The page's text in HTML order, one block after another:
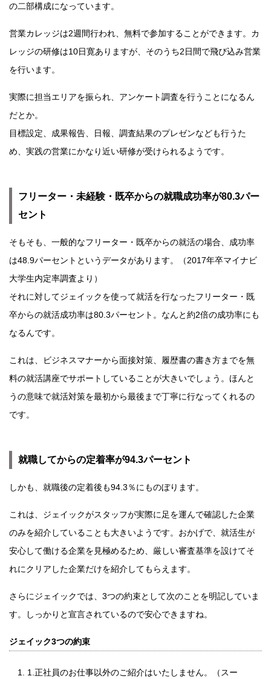
の二部構成になっています。
営業カレッジは2週間行われ、無料で参加することができます。カ
レッジの研修は10日寛ありますが、そのうち2日間で飛び込み営業
を行います。
実際に担当エリアを振られ、アンケート調査を行うことになるん
だとか。
目標設定、成果報告、日報、調査結果のプレゼンなども行うた
め、実践の営業にかなり近い研修が受けられるようです。
フリーター・未経験・既卒からの就職成功率が80.3パー
セント
そもそも、一般的なフリーター・既卒からの就活の場合、成功率
は48.9パーセントというデータがあります。（2017年卒マイナビ
大学生内定率調査より）
それに対してジェイックを使って就活を行なったフリーター・既
卒からの就活成功率は80.3パーセント。なんと約2倍の成功率にも
なるんです。
これは、ビジネスマナーから面接対策、履歴書の書き方までを無
料の就活講座でサポートしていることが大きいでしょう。ほんと
うの意味で就活対策を最初から最後まで丁寧に行なってくれるの
です。
就職してからの定着率が94.3パーセント
しかも、就職後の定着後も94.3％にものぼります。
これは、ジェイックがスタッフが実際に足を運んで確認した企業
のみを紹介していることも大きいようです。おかげで、就活生が
安心して働ける企業を見極めるため、厳しい審査基準を設けてそ
れにクリアした企業だけを紹介してもらえます。
さらにジェイックでは、3つの約束として次のことを明記していま
す。しっかりと宣言されているので安心できますね。
ジェイック3つの約束
1.正社員のお仕事以外のご紹介はいたしません。（スー